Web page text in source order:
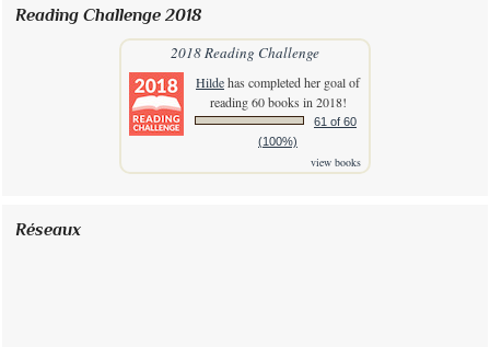
Reading Challenge 2018
2018 Reading Challenge
Hildehas completed her goal of
reading 60 books in 2018!
61 of 60
(100%)
view books
Réseaux